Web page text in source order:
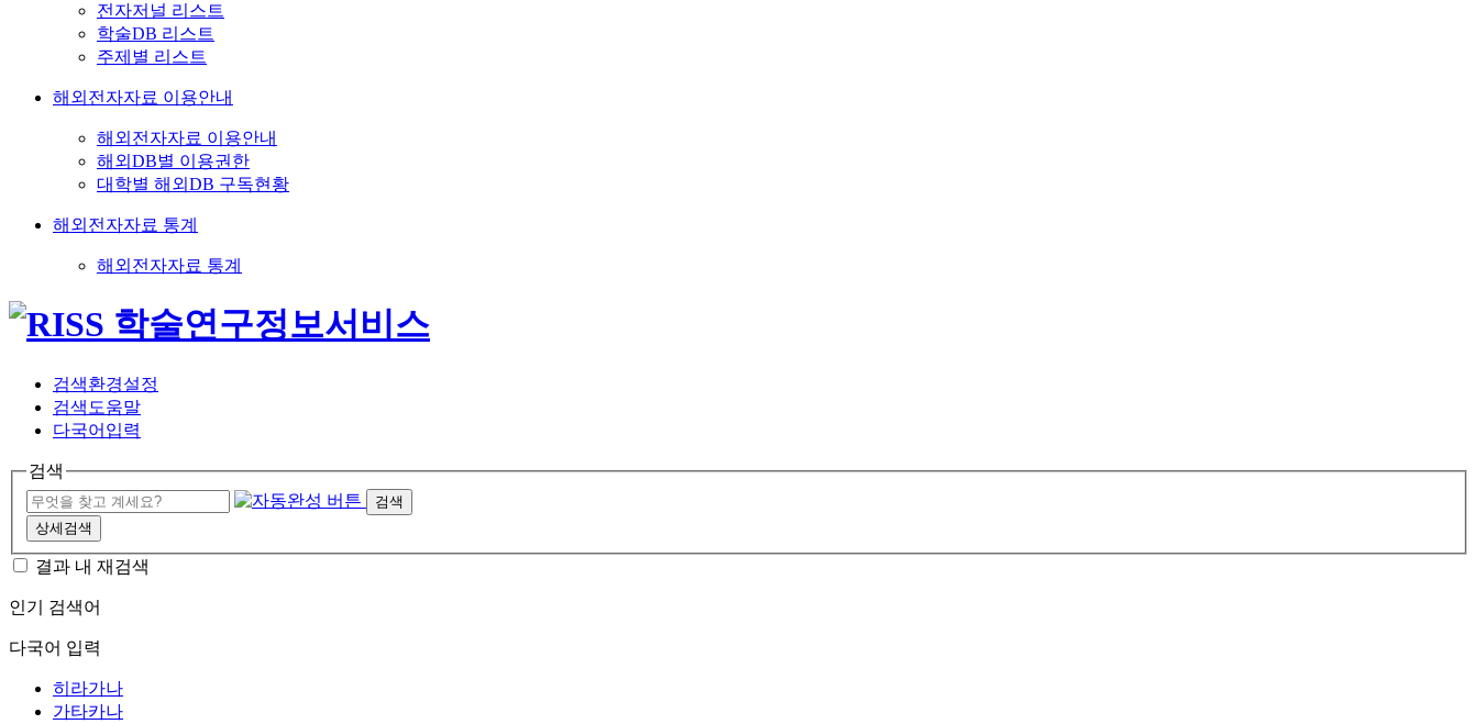
전자저널 리스트
학술DB 리스트
주제별 리스트
해외전자자료 이용안내
해외전자자료 이용안내
해외DB별 이용권한
대학별 해외DB 구독현황
해외전자자료 통계
해외전자자료 통계
검색환경설정
검색도움말
다국어입력
검색
검색
상세검색
결과 내 재검색
인기 검색어
다국어 입력
히라가나
가타카나